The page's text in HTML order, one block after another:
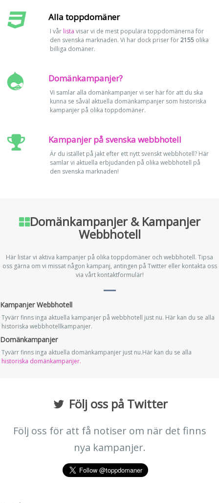
Alla toppdomäner
I vår lista visar vi de mest populära toppdomänerna för
den svenska marknaden. Vi har dock priser för2155olika
billiga domäner.
Domänkampanjer?
Vi samlar alla domänkampanjer vi ser här för att du ska
kunna se såväl aktuella domänkampanjer som historiska
kampanjer på olika toppdomäner.
Kampanjer på svenska webbhotell
Är du istället på jakt efter ett nytt svenskt webbhotell? Här
samlar vi aktuella erbjudanden på olika webbhotell på
den svenska marknaden!
Domänkampanjer & Kampanjer
Webbhotell
Här listar vi aktiva kampanjer på olika toppdomäner och webbhotell. Tipsa
oss gärna om vi missat någon kampanj, antingen på Twitter eller kontakta oss
via vårt kontaktformulär!
Kampanjer Webbhotell
Tyvärr finns inga aktuella kampanjer på webbhotell just nu. Här kan du se alla
historiska webbhotellkampanjer.
Domänkampanjer
Tyvärr finns inga aktuella domänkampanjer just nu.Här kan du se alla
historiska domänkampanjer.
Följ oss på Twitter
Följ oss för att få notiser om när det finns
nya kampanjer.